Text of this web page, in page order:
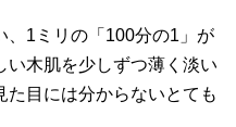
、1ミリの「100分の1」が
い木肌を少しずつ薄く淡い
目には分からないとても